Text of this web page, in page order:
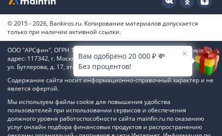
© 2015 - 2026, Bankiros.ru. Копирование материалов допускается
только при наличии активной ссылки.
ООО "АРСфин", ОГРН 1187746346556, ИНН 7722445717, юридический
адрес: 117342, г. Москва, вн. тер. г. муниципальный округ Коньково,
ул. Бутлерова, д. 17, этаж 4, ком. 66
Содержание сайта носит информационно-справочный характер и не
явлется офертой.
Мы используем файлы cookie для повышения удобства
пользователей при использовании сервисов и обеспечения
должного уровня работоспособности сайта mainfin.ru по оказанию
услуг онлайн подбора финансовых продуктов и распространению
Вам одобрено 20 000 ₽ 💸
Без процентов!